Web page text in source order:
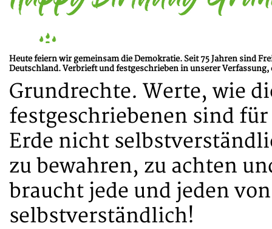
Heute feiern wir gemeinsam die Demokratie. Seit 75 Jahren sind
Deutschland. Verbrieft und festgeschrieben in unserer Verfassung,
Grundrechte. Werte, wie
festgeschriebenen sind
Erde nicht
zu bewahren, zu achten
braucht jede und jeden
selbstverständlich!